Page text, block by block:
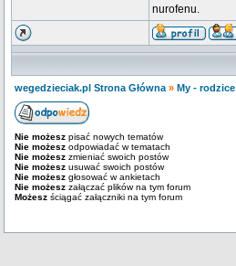
nurofenu.
wegedzieciak.pl Strona Główna » My - rodzice
Nie możesz pisać nowych tematów
Nie możesz odpowiadać w tematach
Nie możesz zmieniać swoich postów
Nie możesz usuwać swoich postów
Nie możesz głosować w ankietach
Nie możesz załączać plików na tym forum
Możesz ściągać załączniki na tym forum